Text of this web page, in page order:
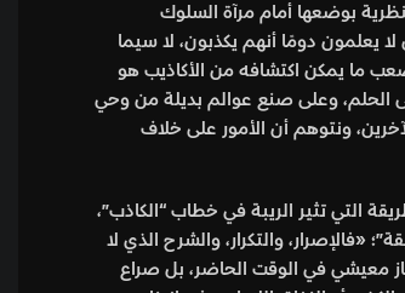
بوضعها أمام مرآة السلوك
لا يعلمون دومًا أنهم يكذبون، لا سيما
ما يمكن اكتشافه من الأكاذيب هو
الحلم، وعلى صنع عوالم بديلة من وحي
ونتوهم أن الأمور على خلاف
التي تثير الريبة في خطاب “الكاذب”،
والتكرار، والشرح الذي لا
معيشي في الوقت الحاضر، بل صراع